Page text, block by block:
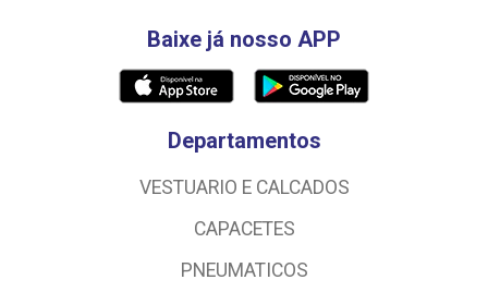
Baixe já nosso APP
Departamentos
VESTUARIO E CALCADOS
CAPACETES
PNEUMATICOS